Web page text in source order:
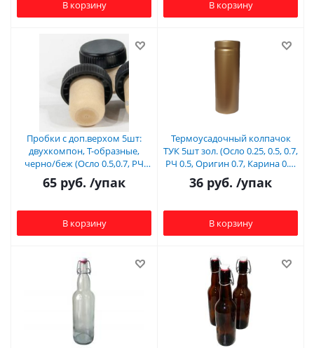
В корзину В корзину
Пробки с доп.верхом 5шт:
двухкомпон, Т-образные,
черно/беж (Осло 0.5,0.7, РЧ
0.5, Оригин 0.7)
65 руб. /упак
В корзину
Термоусадочный колпачок
ТУК 5шт зол. (Осло 0.25, 0.5, 0.7,
РЧ 0.5, Оригин 0.7, Карина 0.5,
Маэст0.75
36 руб. /упак
В корзину